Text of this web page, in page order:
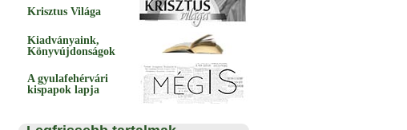
Krisztus Világa
Kiadványaink,
Könyvújdonságok
A gyulafehérvári
kispapok lapja